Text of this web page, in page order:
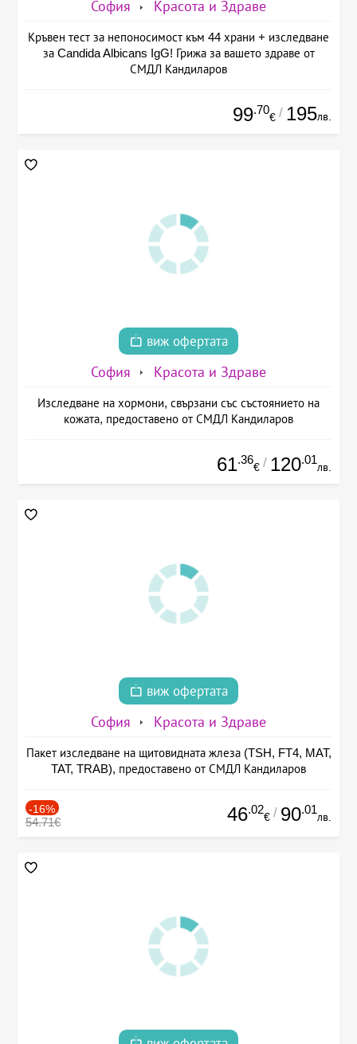
София Красота и Здраве
Кръвен тест за непоносимост към 44 храни + изследване
за Candida Albicans IgG! Грижа за вашето здраве от
СМДЛ Кандиларов
99.70
€ / 195лв.
виж офертата
София Красота и Здраве
Изследване на хормони, свързани със състоянието на
кожата, предоставено от СМДЛ Кандиларов
61.36
€ / 120.01
лв.
виж офертата
София Красота и Здраве
Пакет изследване на щитовидната жлеза (TSH, FT4, MAT,
TAT, TRAB), предоставено от СМДЛ Кандиларов
-16%
54.71€ 46.02
€ / 90.01
лв.